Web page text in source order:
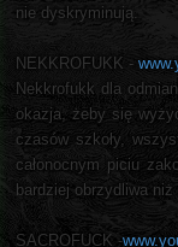
nie dyskryminują.
NEKKROFUKK -
Nekkrofukk dla
okazja, żeby się
czasów szkoły,
całonocnym piciu
bardziej obrzydliwa
SACROFUCK -